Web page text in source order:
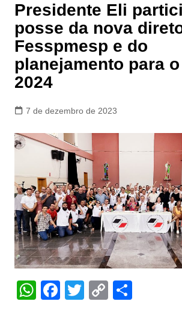
Presidente Eli
posse da nova
Fesspmesp e do
planejamento para
2024
7 de dezembro de 2023
W F T C S